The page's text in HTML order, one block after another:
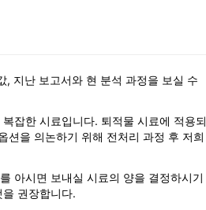
지난 보고서와 현 분석 과정을 보실 수
잡한 시료입니다. 퇴적물 시료에 적용되
션을 의논하기 위해 전처리 과정 후 저희
아시면 보내실 시료의 양을 결정하시기
권장합니다.